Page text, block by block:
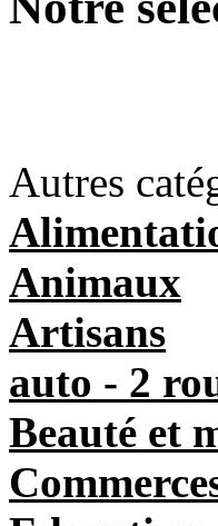
Autres
Animaux
Artisans
auto - 2
Beauté et